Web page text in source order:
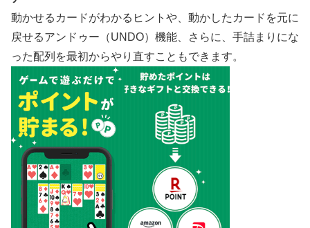
動かせるカードがわかるヒントや、動かしたカードを元に
戻せるアンドゥー（UNDO）機能、さらに、手詰まりにな
った配列を最初からやり直すこともできます。